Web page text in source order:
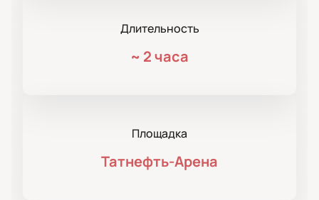
Длительность
~ 2 часа
Площадка
Татнефть-Арена